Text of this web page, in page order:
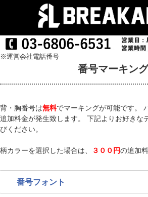
※運営会社電話番号
番号マーキング
背・胸番号は無料でマーキングが可能です。
追加料金が発生致します。 下記よりお好きな
びください。
柄カラーを選択した場合は、 ３００円の追加
番号フォント